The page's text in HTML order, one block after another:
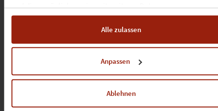
führen. Weitere Informationen, insbesondere zur Speicherdauer,
Cookie-Erklärungsowie zur Verarbeitung,
insbesondere zu Ihren Widerrufsmöglichkeiten und weiteren
Alle zulassen
Anpassen
Ablehnen